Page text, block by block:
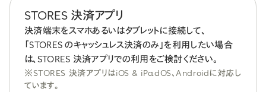
STORES 決済アプリ
決済端末をスマホあるいはタブレットに接続して、
「STORES のキャッシュレス決済のみ」を利用したい場合
は、STORES 決済アプリでの利用をご検討ください。
※STORES 決済アプリはiOS & iPadOS、Androidに対応し
ています。